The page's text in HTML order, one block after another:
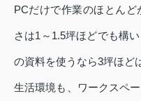
PCだけで作業のほとん
さは1～1.5坪ほどでも構
の資料を使うなら3坪ほど
生活環境も、ワークスペ